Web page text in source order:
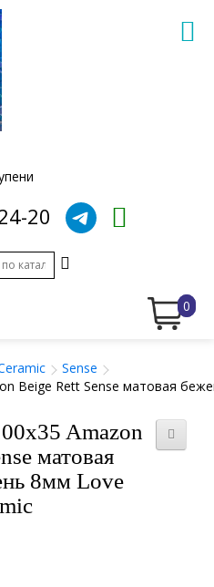
20
0
Sense
Beige Rett Sense матовая
Amazon
матовая
8мм Love